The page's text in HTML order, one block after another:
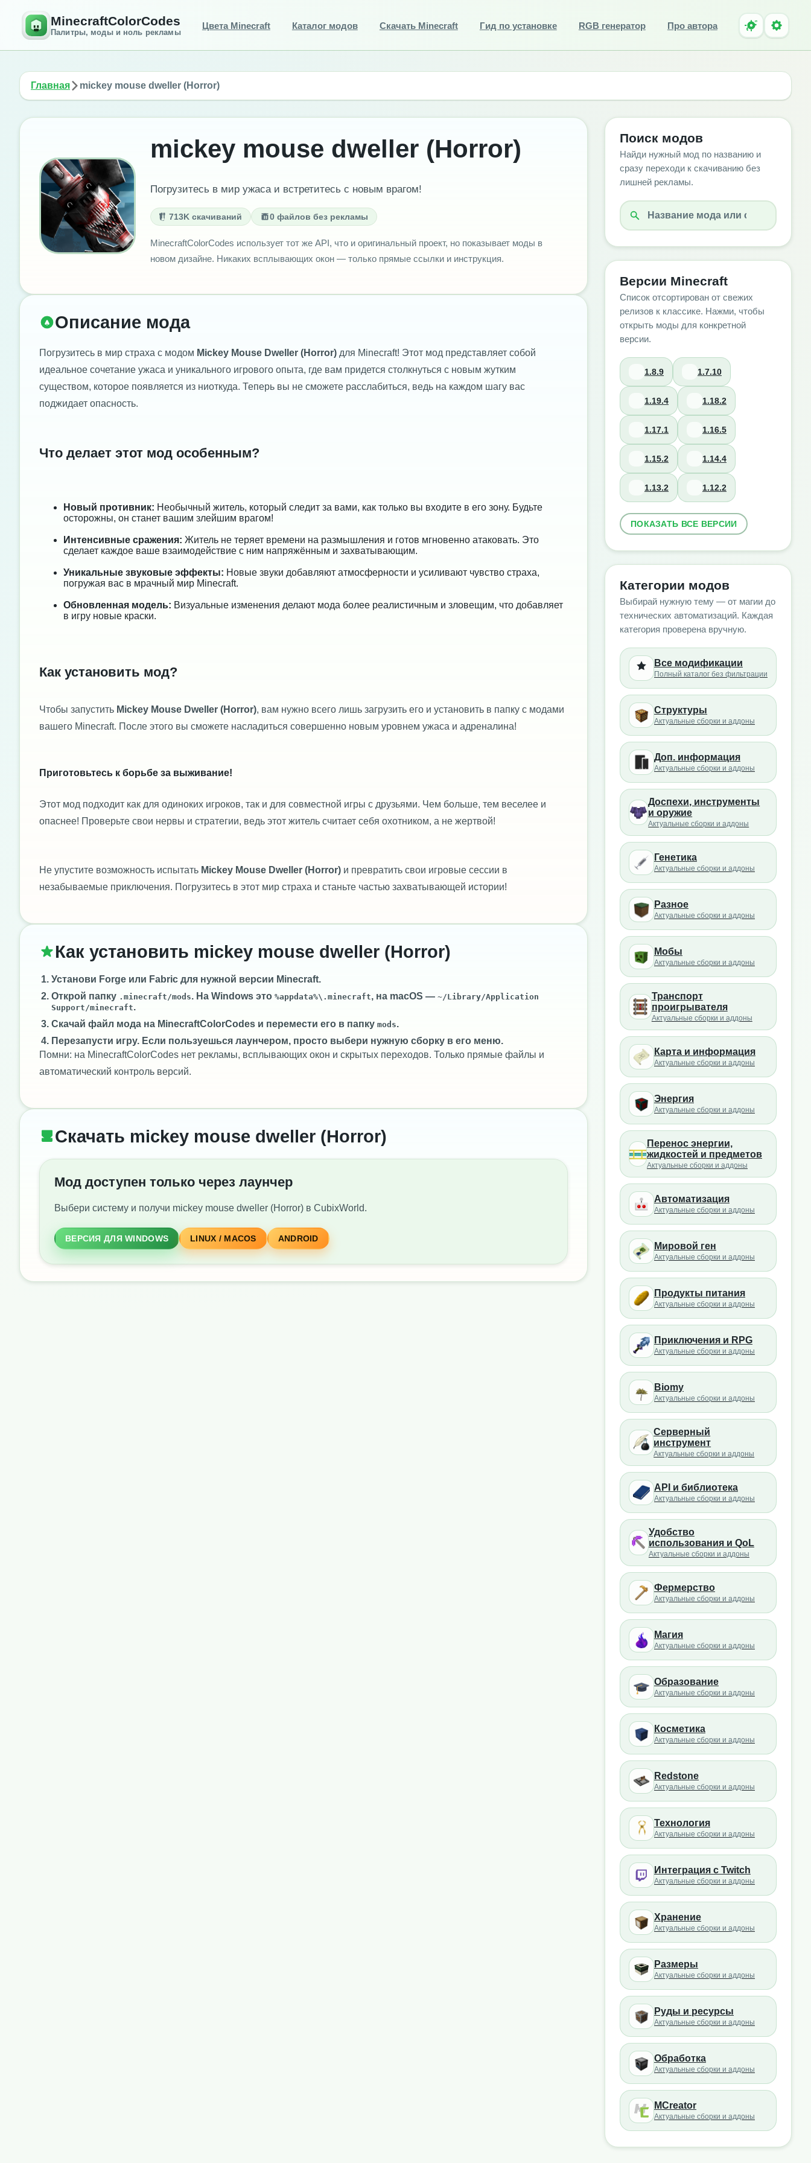
MinecraftColorCodes
Палитры, моды и ноль рекламы
Цвета Minecraft Каталог модов Скачать Minecraft Гид по установке RGB генератор Про автора
Главная mickey mouse dweller (Horror)
mickey mouse dweller (Horror)
Погрузитесь в мир ужаса и встретитесь с новым врагом!
713K скачиваний 0 файлов без рекламы
MinecraftColorCodes использует тот же API, что и оригинальный проект, но показывает моды в
новом дизайне. Никаких всплывающих окон — только прямые ссылки и инструкция.
Описание мода
Погрузитесь в мир страха с модом Mickey Mouse Dweller (Horror) для Minecraft! Этот мод представляет собой
идеальное сочетание ужаса и уникального игрового опыта, где вам придется столкнуться с новым жутким
существом, которое появляется из ниоткуда. Теперь вы не сможете расслабиться, ведь на каждом шагу вас
поджидает опасность.
Что делает этот мод особенным?
Новый противник: Необычный житель, который следит за вами, как только вы входите в его зону. Будьте
осторожны, он станет вашим злейшим врагом!
Интенсивные сражения: Житель не теряет времени на размышления и готов мгновенно атаковать. Это
сделает каждое ваше взаимодействие с ним напряжённым и захватывающим.
Уникальные звуковые эффекты: Новые звуки добавляют атмосферности и усиливают чувство страха,
погружая вас в мрачный мир Minecraft.
Обновленная модель: Визуальные изменения делают мода более реалистичным и зловещим, что добавляет
в игру новые краски.
Как установить мод?
Чтобы запустить Mickey Mouse Dweller (Horror), вам нужно всего лишь загрузить его и установить в папку с модами
вашего Minecraft. После этого вы сможете насладиться совершенно новым уровнем ужаса и адреналина!
Приготовьтесь к борьбе за выживание!
Этот мод подходит как для одиноких игроков, так и для совместной игры с друзьями. Чем больше, тем веселее и
опаснее! Проверьте свои нервы и стратегии, ведь этот житель считает себя охотником, а не жертвой!
Не упустите возможность испытать Mickey Mouse Dweller (Horror) и превратить свои игровые сессии в
незабываемые приключения. Погрузитесь в этот мир страха и станьте частью захватывающей истории!
Как установить mickey mouse dweller (Horror)
Установи Forge или Fabric для нужной версии Minecraft.
Открой папку .minecraft/mods. На Windows это %appdata%\.minecraft, на macOS — ~/Library/Application
Support/minecraft.
Скачай файл мода на MinecraftColorCodes и перемести его в папку mods.
Перезапусти игру. Если пользуешься лаунчером, просто выбери нужную сборку в его меню.
Помни: на MinecraftColorCodes нет рекламы, всплывающих окон и скрытых переходов. Только прямые файлы и
автоматический контроль версий.
Скачать mickey mouse dweller (Horror)
Мод доступен только через лаунчер
Выбери систему и получи mickey mouse dweller (Horror) в CubixWorld.
ВЕРСИЯ ДЛЯ WINDOWS LINUX / MACOS ANDROID
Поиск модов
Найди нужный мод по названию и
сразу переходи к скачиванию без
лишней рекламы.
Версии Minecraft
Список отсортирован от свежих
релизов к классике. Нажми, чтобы
открыть моды для конкретной
версии.
1.8.9 1.7.10
1.19.4 1.18.2
1.17.1 1.16.5
1.15.2 1.14.4
1.13.2 1.12.2
ПОКАЗАТЬ ВСЕ ВЕРСИИ
Категории модов
Выбирай нужную тему — от магии до
технических автоматизаций. Каждая
категория проверена вручную.
Все модификации
Полный каталог без фильтрации
Структуры
Актуальные сборки и аддоны
Доп. информация
Актуальные сборки и аддоны
Доспехи, инструменты
и оружие
Актуальные сборки и аддоны
Генетика
Актуальные сборки и аддоны
Разное
Актуальные сборки и аддоны
Мобы
Актуальные сборки и аддоны
Транспорт
проигрывателя
Актуальные сборки и аддоны
Карта и информация
Актуальные сборки и аддоны
Энергия
Актуальные сборки и аддоны
Перенос энергии,
жидкостей и предметов
Актуальные сборки и аддоны
Автоматизация
Актуальные сборки и аддоны
Мировой ген
Актуальные сборки и аддоны
Продукты питания
Актуальные сборки и аддоны
Приключения и RPG
Актуальные сборки и аддоны
Biomy
Актуальные сборки и аддоны
Серверный
инструмент
Актуальные сборки и аддоны
API и библиотека
Актуальные сборки и аддоны
Удобство
использования и QoL
Актуальные сборки и аддоны
Фермерство
Актуальные сборки и аддоны
Магия
Актуальные сборки и аддоны
Образование
Актуальные сборки и аддоны
Косметика
Актуальные сборки и аддоны
Redstone
Актуальные сборки и аддоны
Технология
Актуальные сборки и аддоны
Интеграция с Twitch
Актуальные сборки и аддоны
Хранение
Актуальные сборки и аддоны
Размеры
Актуальные сборки и аддоны
Руды и ресурсы
Актуальные сборки и аддоны
Обработка
Актуальные сборки и аддоны
MCreator
Актуальные сборки и аддоны